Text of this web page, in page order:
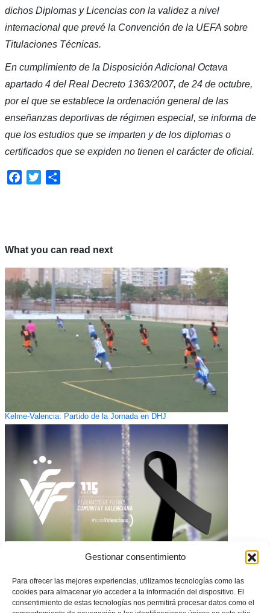
Gestionar consentimiento
Para ofrecer las mejores experiencias, utilizamos tecnologías como las
cookies para almacenar y/o acceder a la información del dispositivo. El
consentimiento de estas tecnologías nos permitirá procesar datos como el
dichos Diplomas y Licencias con la validez a nivel
internacional que prevé la Convención de la UEFA sobre
Titulaciones Técnicas.
En cumplimiento de la Disposición Adicional Octava
apartado 4 del Real Decreto 1363/2007, de 24 de octubre,
por el que se establece la ordenación general de las
enseñanzas deportivas de régimen especial, se informa de
que los estudios que se imparten y de los diplomas o
certificados que se expiden no tienen el carácter de oficial.
Facebook
Twitter
What you can read next
Kelme-Valencia: Partido de la Jornada en DHJ